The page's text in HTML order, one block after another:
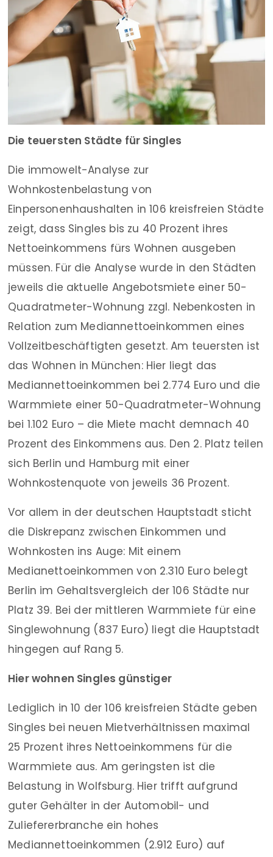
Die teuersten Städte für Singles
Die immowelt-Analyse zur
Wohnkostenbelastung von
Einpersonenhaushalten in 106 kreisfreien Städte
zeigt, dass Singles bis zu 40 Prozent ihres
Nettoeinkommens fürs Wohnen ausgeben
müssen. Für die Analyse wurde in den Städten
jeweils die aktuelle Angebotsmiete einer 50-
Quadratmeter-Wohnung zzgl. Nebenkosten in
Relation zum Mediannettoeinkommen eines
Vollzeitbeschäftigten gesetzt. Am teuersten ist
das Wohnen in München: Hier liegt das
Mediannettoeinkommen bei 2.774 Euro und die
Warmmiete einer 50-Quadratmeter-Wohnung
bei 1.102 Euro – die Miete macht demnach 40
Prozent des Einkommens aus. Den 2. Platz teilen
sich Berlin und Hamburg mit einer
Wohnkostenquote von jeweils 36 Prozent.
Vor allem in der deutschen Hauptstadt sticht
die Diskrepanz zwischen Einkommen und
Wohnkosten ins Auge: Mit einem
Medianettoeinkommen von 2.310 Euro belegt
Berlin im Gehaltsvergleich der 106 Städte nur
Platz 39. Bei der mittleren Warmmiete für eine
Singlewohnung (837 Euro) liegt die Hauptstadt
hingegen auf Rang 5.
Hier wohnen Singles günstiger
Lediglich in 10 der 106 kreisfreien Städte geben
Singles bei neuen Mietverhältnissen maximal
25 Prozent ihres Nettoeinkommens für die
Warmmiete aus. Am geringsten ist die
Belastung in Wolfsburg. Hier trifft aufgrund
guter Gehälter in der Automobil- und
Zuliefererbranche ein hohes
Mediannettoeinkommen (2.912 Euro) auf